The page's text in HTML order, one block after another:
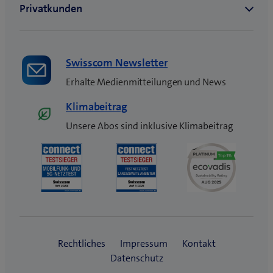
Swisscom Newsletter
Erhalte Medienmitteilungen und News
Klimabeitrag
Unsere Abos sind inklusive Klimabeitrag